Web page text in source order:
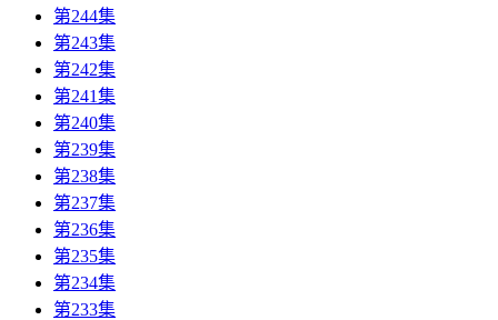
第244集
第243集
第242集
第241集
第240集
第239集
第238集
第237集
第236集
第235集
第234集
第233集